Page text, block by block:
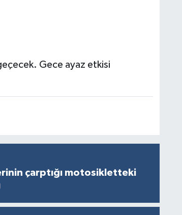
Gece ayaz etkisi
çarptığı motosikletteki